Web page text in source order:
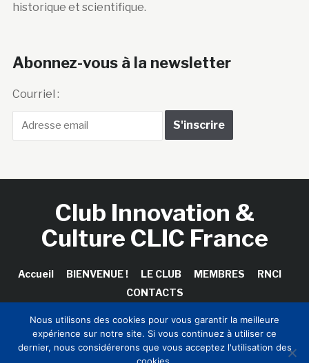
historique et scientifique.
Abonnez-vous à la newsletter
Courriel :
Club Innovation &
Culture CLIC France
Accueil BIENVENUE ! LE CLUB MEMBRES
RNCI
CONTACTS
Copyright © 2026 Club Innovation & Culture CLIC France /
Nous utilisons des cookies pour vous garantir la meilleure
expérience sur notre site. Si vous continuez à utiliser ce
dernier, nous considérerons que vous acceptez l'utilisation des